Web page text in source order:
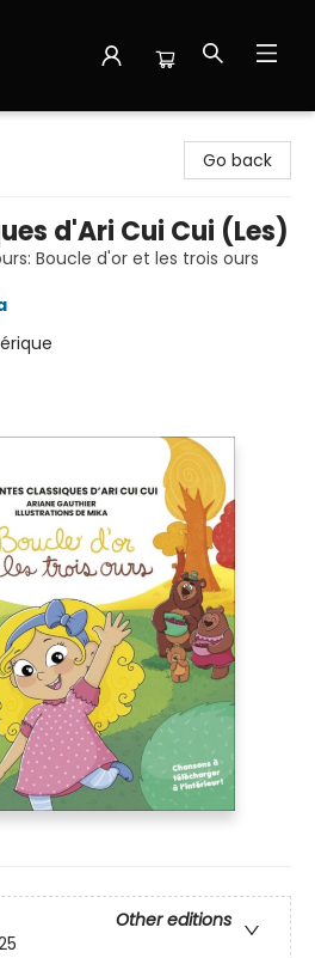
Go back
d'Ari Cui Cui (Les)
Boucle d'or et les trois ours
Other editions